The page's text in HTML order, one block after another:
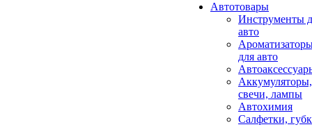
Автотовары
Инструменты
авто
для авто
Аккумуляторы,
свечи, лампы
Автохимия
Салфетки,